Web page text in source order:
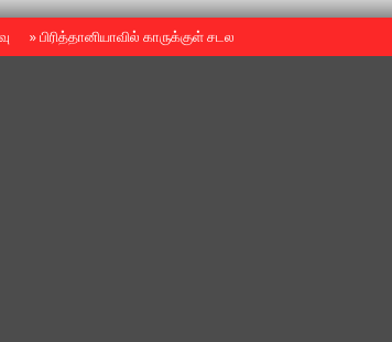
»பிரித்தானியாவில் காருக்குள் சடலம் -தமிழருடையதா ?